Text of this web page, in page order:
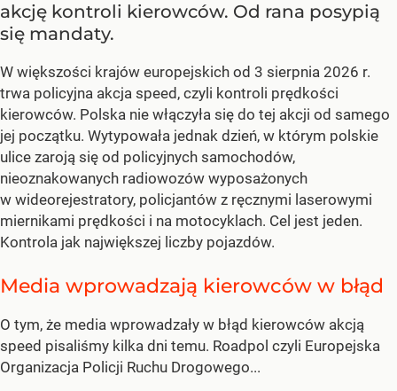
akcję kontroli kierowców. Od rana posypią
się mandaty.
W większości krajów europejskich od 3 sierpnia 2026 r.
trwa policyjna akcja speed, czyli kontroli prędkości
kierowców. Polska nie włączyła się do tej akcji od samego
jej początku. Wytypowała jednak dzień, w którym polskie
ulice zaroją się od policyjnych samochodów,
nieoznakowanych radiowozów wyposażonych
w wideorejestratory, policjantów z ręcznymi laserowymi
miernikami prędkości i na motocyklach. Cel jest jeden.
Kontrola jak największej liczby pojazdów.
Media wprowadzają kierowców w błąd
O tym, że media wprowadzały w błąd kierowców akcją
speed pisaliśmy kilka dni temu. Roadpol czyli Europejska
Organizacja Policji Ruchu Drogowego...